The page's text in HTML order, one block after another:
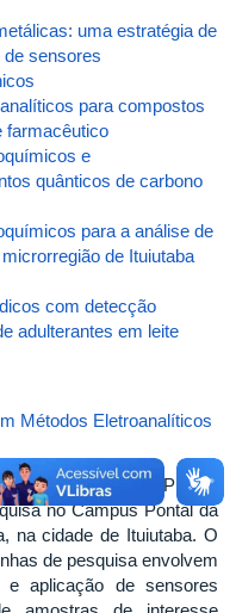
uma estratégia de
sensores
para compostos
farmacêutico
e
quânticos de carbono
para a análise de
de Ituiutaba
com detecção
adulterantes em leite
Métodos Eletroanalíticos
Eletroanalíticos (GPMEL)
no Campus Pontal da
na cidade de Ituiutaba. O
de pesquisa envolvem
e aplicação de sensores